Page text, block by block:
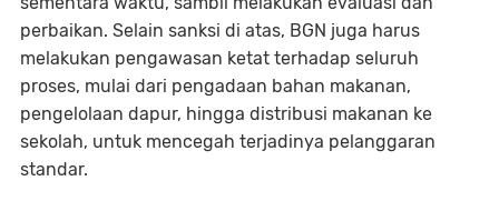
perbaikan. Selain sanksi di atas, BGN juga harus
melakukan pengawasan ketat terhadap seluruh
proses, mulai dari pengadaan bahan makanan,
pengelolaan dapur, hingga distribusi makanan ke
sekolah, untuk mencegah terjadinya pelanggaran
standar.